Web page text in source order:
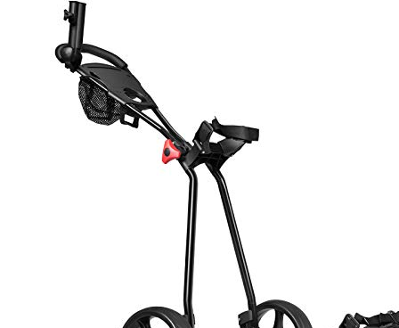
Inicio>
Tienda>
vilineke OneClick – Carrito de golf de tres ruedas plegable con un
solo clic con soporte para paraguas y bolsa de almacenamiento
(verde)